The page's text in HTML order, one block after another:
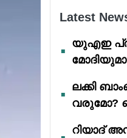
Latest
യുഎഇ
ലക്കി
വരുമോ?
റിയാദ്